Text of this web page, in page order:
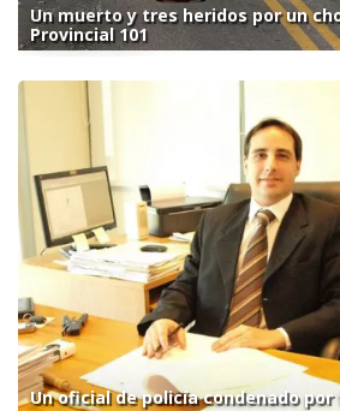
Un muerto y tres heridos por un
Provincial 101
Un oficial de policía condenado